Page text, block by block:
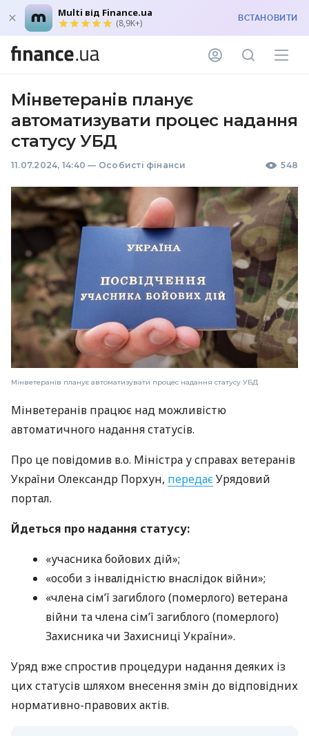
Multi від Finance.ua
(8,9K+) ВСТАНОВИТИ
Мінветеранів планує
автоматизувати процес надання
статусу УБД
11.07.2024, 14:40 — Особисті фінанси 548
Мінветеранів планує автоматизувати процес надання статусу УБД
Мінветеранів працює над можливістю
автоматичного надання статусів.
Про це повідомив в.о. Міністра у справах ветеранів
України Олександр Порхун, передаєУрядовий
портал.
Йдеться про надання статусу:
«учасника бойових дій»;
«особи з інвалідністю внаслідок війни»;
«члена сім’ї загиблого (померлого) ветерана
війни та члена сім’ї загиблого (померлого)
Захисника чи Захисниці України».
Уряд вже спростив процедури надання деяких із
цих статусів шляхом внесення змін до відповідних
нормативно-правових актів.